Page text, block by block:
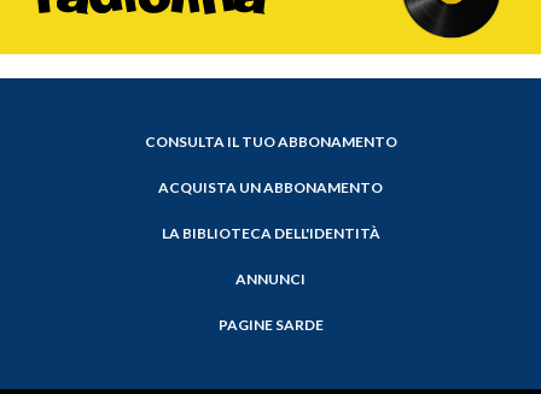
CONSULTA IL TUO ABBONAMENTO
ACQUISTA UN ABBONAMENTO
LA BIBLIOTECA DELL'IDENTITÀ
ANNUNCI
PAGINE SARDE